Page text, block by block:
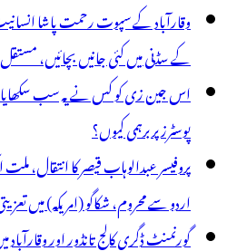
ڈی
وقارآباد کے سپوت رحمت پاشا
کے سڈنی میں کئی جانیں بچائیں،
اس جین زی کو کس نے یہ سب
پوسٹرز پر برہمی کیوں؟
پروفیسر عبدالوہاب قیصر کا انتقال،
اردو سے محروم، شکاگو (امریکہ) میں
گورنمنٹ ڈگری کالج تانڈور اور